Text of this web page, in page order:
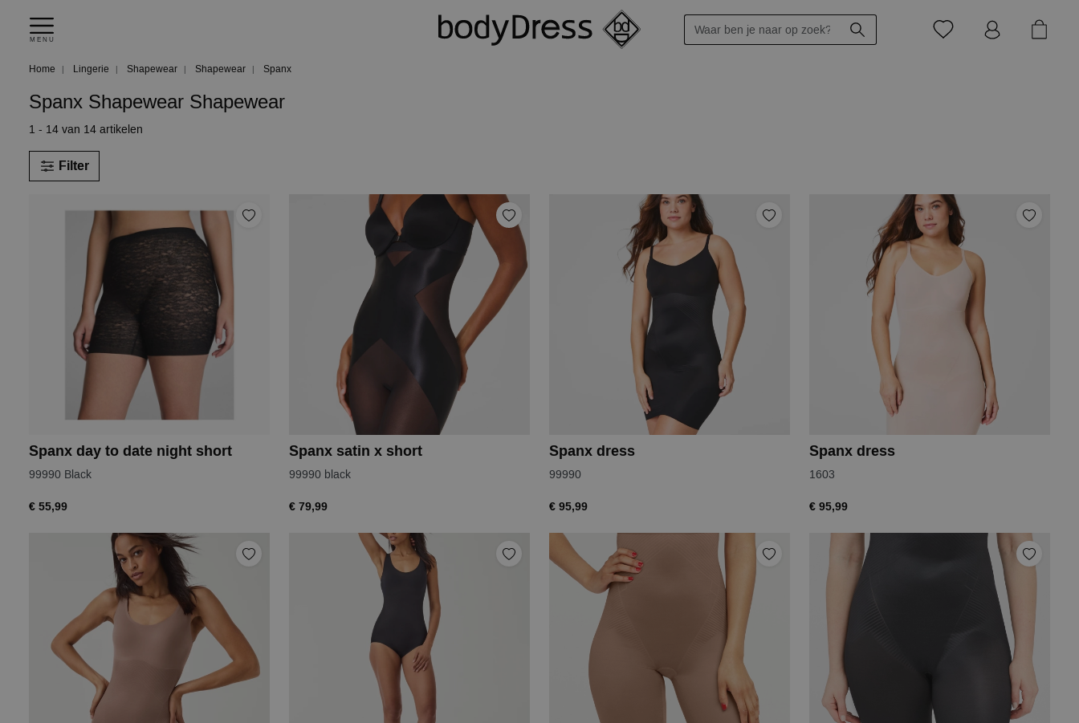
MENU
Home Lingerie Shapewear Shapewear Spanx
Spanx Shapewear Shapewear
1 - 14 van 14 artikelen
Filter
Spanx day to date night short
99990 Black
€ 55,99
Spanx satin x short
99990 black
€ 79,99
Spanx dress
99990
€ 95,99
Spanx dress
1603
€ 95,99